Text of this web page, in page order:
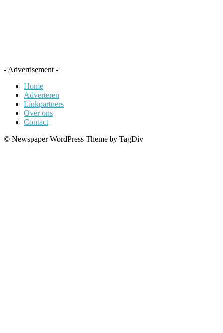
- Advertisement -
Home
Adverteren
Linkpartners
Over ons
Contact
© Newspaper WordPress Theme by TagDiv